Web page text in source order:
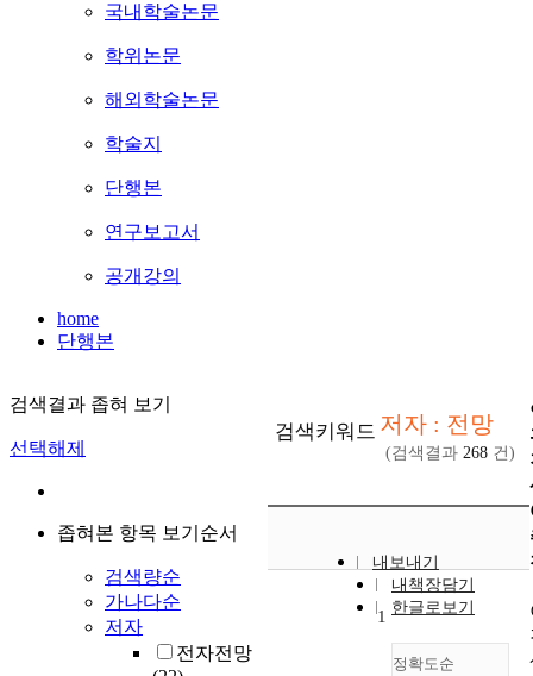
국내학술논문
학위논문
해외학술논문
학술지
단행본
연구보고서
공개강의
home
단행본
검색결과 좁혀 보기
선택해제
좁혀본 항목 보기순서
검색량순
가나다순
저자
전자전망
검색키워드 저자 : 전망
(검색결과 268 건)
내보내기
내책장담기
한글로보기
정확도순
1